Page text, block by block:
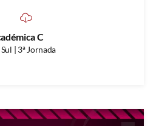
C
| 3ª Jornada